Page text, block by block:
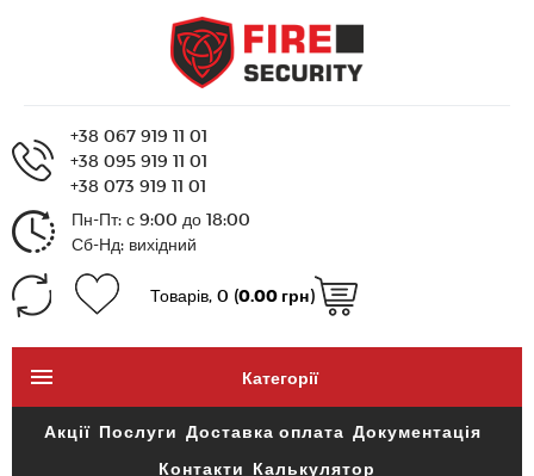
+38 067 919 11 01
+38 095 919 11 01
+38 073 919 11 01
Пн-Пт: с 9:00 до 18:00
Сб-Нд: вихідний
Товарів, 0 (0.00 грн)
Категорії
Акції Послуги Доставка оплата Документація
Контакти Калькулятор